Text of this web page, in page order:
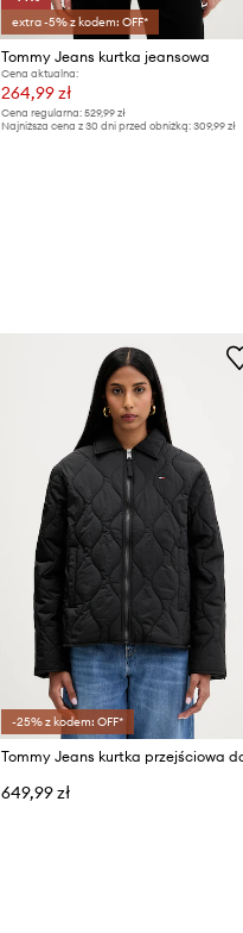
extra -5% z kodem: OFF*
Tommy Jeans kurtka jeansowa
Cena aktualna:
264,99 zł
Cena regularna: 529,99 zł
Najniższa cena z 30 dni przed obniżką: 309,99 zł
-25% z kodem: OFF*
649,99 zł